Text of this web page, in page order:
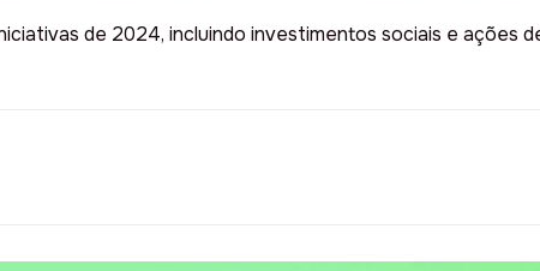
de 2024, incluindo investimentos sociais e ações